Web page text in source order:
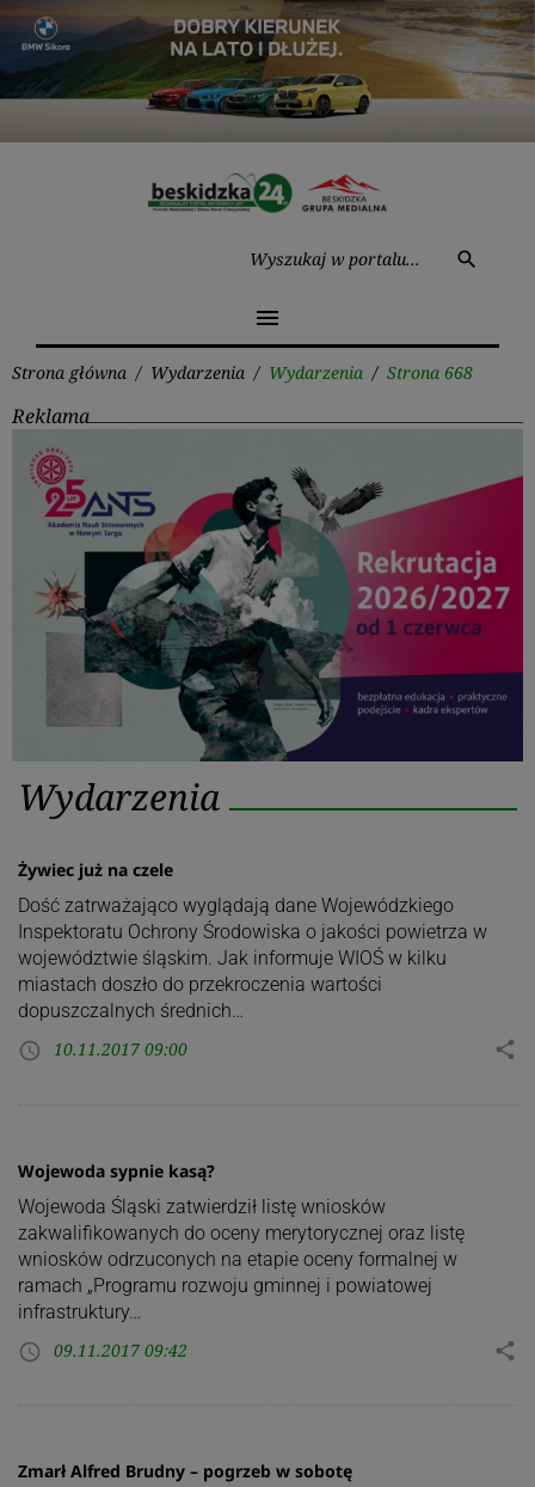
Przejdź
treści
search
menu
Strona główna / Wydarzenia / Wydarzenia / Strona 668
Reklama
Wydarzenia
Wydarzenia
Żywiec już na czele
Dość zatrważająco wyglądają dane Wojewódzkiego
Inspektoratu Ochrony Środowiska o jakości powietrza w
województwie śląskim. Jak informuje WIOŚ w kilku
miastach doszło do przekroczenia wartości
dopuszczalnych średnich…
access_time 10.11.2017 09:00 share
Wojewoda sypnie kasą?
Wojewoda Śląski zatwierdził listę wniosków
zakwalifikowanych do oceny merytorycznej oraz listę
wniosków odrzuconych na etapie oceny formalnej w
ramach „Programu rozwoju gminnej i powiatowej
infrastruktury…
access_time 09.11.2017 09:42 share
Zmarł Alfred Brudny – pogrzeb w sobotę